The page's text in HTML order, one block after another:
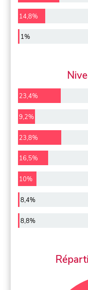
14,8%
1%
23,4%
9,2%
23,8%
16,5%
10%
8,4%
8,8%